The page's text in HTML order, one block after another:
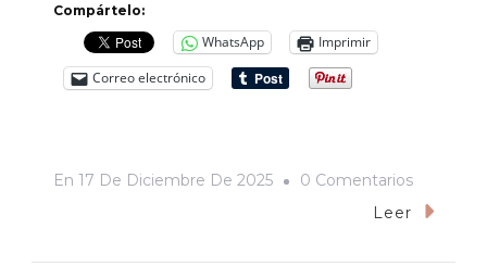
Compártelo:
WhatsApp
Imprimir
Correo electrónico
En 17 De Diciembre De 2025 0 ComentariosEn
Roja
Leer